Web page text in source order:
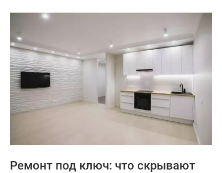
Ремонт под ключ: что скрывают